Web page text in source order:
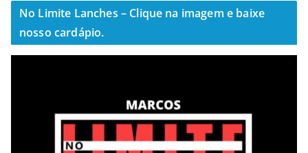
No Limite Lanches – Clique na imagem e baixe
nosso cardápio.